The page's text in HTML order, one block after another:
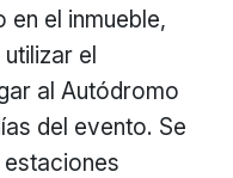
en el inmueble,
el
al Autódromo
del evento. Se